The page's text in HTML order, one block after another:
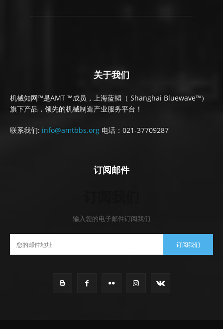
关于我们
机械知网™是AMT ™成员，上海蓝韬（ Shanghai Bluewave™）
旗下产品，领先的机械制造产业服务平台！
联系我们: info@amtbbs.org 电话：021-37709287
订阅邮件
输入您的电子邮件订阅我们
订阅我们